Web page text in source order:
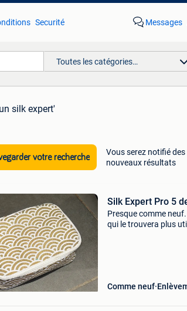
Securité Messages
Toutes les catégories…
silk expert'
votre recherche
Vous serez notifié des
nouveaux résultats
Silk Expert Pro 5
Presque comme
qui le trouvera plus
Comme neuf